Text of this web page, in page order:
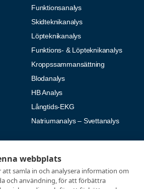
webbplats
att samla in och analysera information om
och användning, för att förbättra
Funktionsanalys
Skidteknikanalys
Löpteknikanalys
Funktions- & Löpteknikanalys
Kroppssammansättning
Blodanalys
HB Analys
Långtids-EKG
Natriumanalys – Svettanalys
Mina sidor
Vanliga frågor